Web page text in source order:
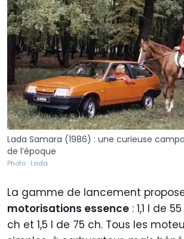
Lada Samara (1986) : une curieuse
de l’époque
Photo : Lada
La gamme de lancement
motorisations essence : 1,1 l de
ch et 1,5 l de 75 ch. Tous les